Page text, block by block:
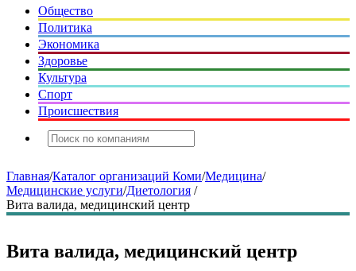
Общество
Политика
Экономика
Здоровье
Культура
Спорт
Происшествия
Главная/Каталог организаций Коми/Медицина/
Медицинские услуги/Диетология /
Вита валида, медицинский центр
Вита валида, медицинский центр